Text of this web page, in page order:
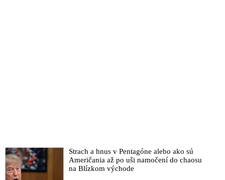
VIDEO: Michelko o podlosti a zločine policajného prezidenta
Kovaříka: „List vyšetrovateľky Santusovej odhaľuje praktiky
Mikulcovo - Lipšicovej junty, ktorej príkazy plní podliak a
Strach a hnus v Pentagóne alebo ako sú
Američania až po uši namočení do chaosu
na Blízkom východe